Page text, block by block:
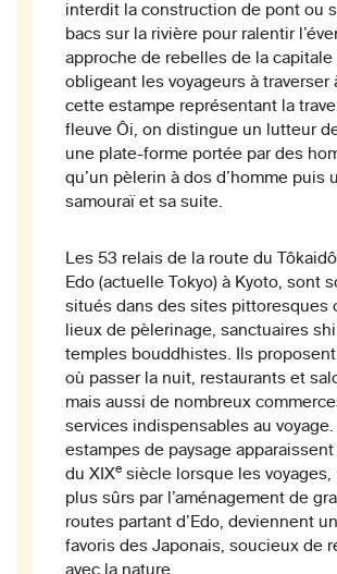
interdit la construction de pont ou
bacs sur la rivière pour ralentir
approche de rebelles de la capitale
obligeant les voyageurs à traverser
cette estampe représentant la
fleuve Ôi, on distingue un lutteur
une plate-forme portée par des
qu’un pèlerin à dos d’homme puis
samouraï et sa suite.
Les 53 relais de la route du
Edo (actuelle Tokyo) à Kyoto, sont
situés dans des sites pittoresques
lieux de pèlerinage, sanctuaires
temples bouddhistes. Ils
où passer la nuit, restaurants et
mais aussi de nombreux
services indispensables au
estampes de paysage
du XIXe siècle lorsque les voyages,
plus sûrs par l’aménagement de
routes partant d’Edo, deviennent
favoris des Japonais, soucieux de
avec la nature.